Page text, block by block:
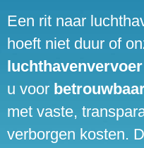
Een rit naar
hoeft niet duur of
u voor
met vaste,
verborgen kosten.